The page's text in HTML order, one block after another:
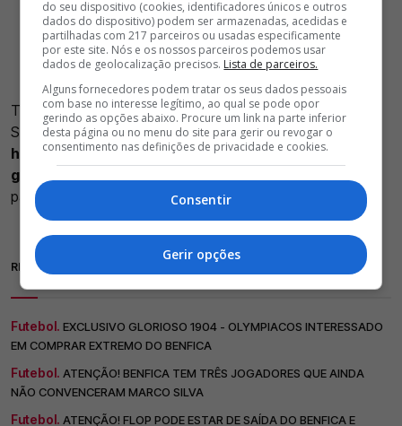
Trata-se deBruma, que vai ficar de fora da viagem à
Suíça.O avançado de 31 anos encontra-se lesionado
há algum tempo e ainda não está a trabalhar com o
grupo
para o encontro europeu.
RELACIONADAS
Futebol. EXCLUSIVO GLORIOSO 1904 - OLYMPIACOS INTERESSADO
EM COMPRAR EXTREMO DO BENFICA
Futebol. ATENÇÃO! BENFICA TEM TRÊS JOGADORES QUE AINDA
NÃO CONVENCERAM MARCO SILVA
Futebol. ATENÇÃO! FLOP PODE ESTAR DE SAÍDA DO BENFICA E
do seu dispositivo (cookies, identificadores únicos e outros
dados do dispositivo) podem ser armazenadas, acedidas e
partilhadas com 217 parceiros ou usadas especificamente
por este site. Nós e os nossos parceiros podemos usar
dados de geolocalização precisos. Lista de parceiros.
Alguns fornecedores podem tratar os seus dados pessoais
com base no interesse legítimo, ao qual se pode opor
gerindo as opções abaixo. Procure um link na parte inferior
desta página ou no menu do site para gerir ou revogar o
consentimento nas definições de privacidade e cookies.
Consentir
Gerir opções